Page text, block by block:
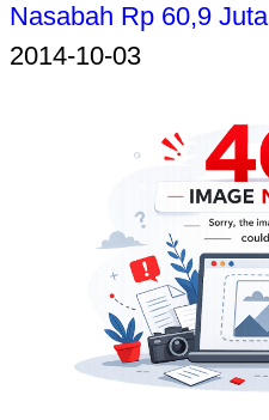
Nasabah Rp 60,9 Juta
2014-10-03